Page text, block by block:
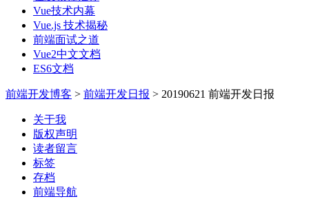
Vue技术内幕
Vue.js 技术揭秘
前端面试之道
Vue2中文文档
ES6文档
前端开发博客 > 前端开发日报 > 20190621 前端开发日报
关于我
版权声明
读者留言
标签
存档
前端导航